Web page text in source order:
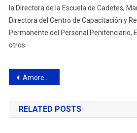
la Directora de la Escuela de Cadetes,
Directora del Centro de Capacitación y
Permanente del Personal Penitenciario,
otros.
Navegación
de
entradas
Amores Tangos, la banda del 2×4 más alegre, estará en la Preliminar del Mundial de Tango
RELATED POSTS